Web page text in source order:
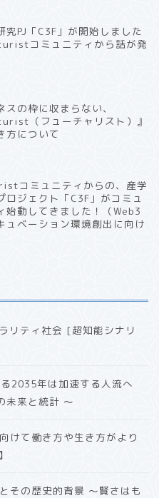
究PJ「C3F」が開始しました
コミュニティから話が発
スの枠に収まらない、
（フューチャリスト）』
方について
コミュニティからの、産学
ロジェクト「C3F」がコミュ
始動してきました！（Web3
ュベーション環境創出に向け
リティ社会 [超知能シナリ
2035年は加速する人流へ
来と統計 〜
けて働き方や生き方がより
その歴史的背景 〜賢さはも